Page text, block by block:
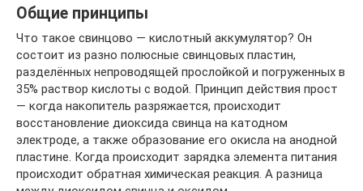
Общие принципы
Что такое свинцово — кислотный аккумулятор? Он
состоит из разно полюсные свинцовых пластин,
разделённых непроводящей прослойкой и погруженных в
35% раствор кислоты с водой. Принцип действия прост
— когда накопитель разряжается, происходит
восстановление диоксида свинца на катодном
электроде, а также образование его окисла на анодной
пластине. Когда происходит зарядка элемента питания
происходит обратная химическая реакция. А разница